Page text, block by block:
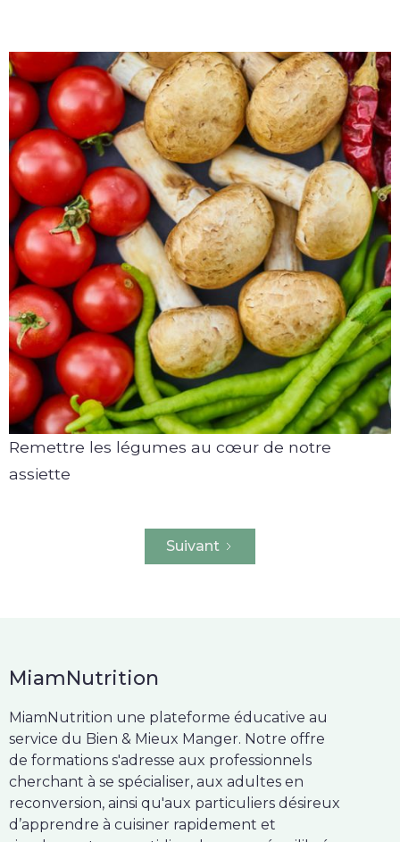
Remettre les légumes au cœur de notre
assiette
Suivant
MiamNutrition
MiamNutrition une plateforme éducative au
service du Bien & Mieux Manger. Notre offre
de formations s'adresse aux professionnels
cherchant à se spécialiser, aux adultes en
reconversion, ainsi qu'aux particuliers désireux
d’apprendre à cuisiner rapidement et